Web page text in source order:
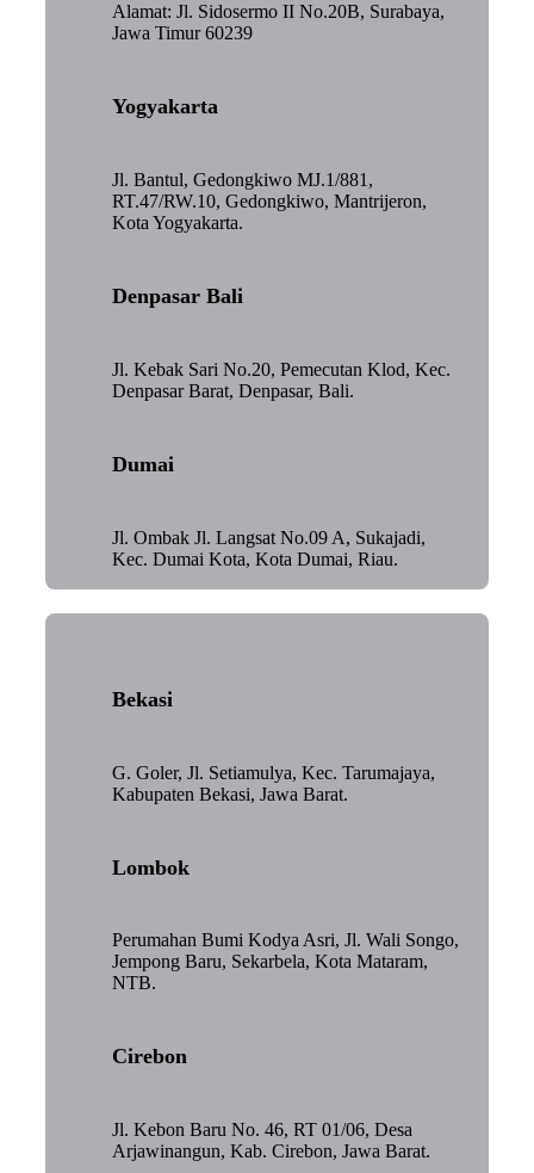
Alamat: Jl. Sidosermo II No.20B, Surabaya,
Jawa Timur 60239
Yogyakarta
Jl. Bantul, Gedongkiwo MJ.1/881,
RT.47/RW.10, Gedongkiwo, Mantrijeron,
Kota Yogyakarta.
Denpasar Bali
Jl. Kebak Sari No.20, Pemecutan Klod, Kec.
Denpasar Barat, Denpasar, Bali.
Dumai
Jl. Ombak Jl. Langsat No.09 A, Sukajadi,
Kec. Dumai Kota, Kota Dumai, Riau.
Bekasi
G. Goler, Jl. Setiamulya, Kec. Tarumajaya,
Kabupaten Bekasi, Jawa Barat.
Lombok
Perumahan Bumi Kodya Asri, Jl. Wali Songo,
Jempong Baru, Sekarbela, Kota Mataram,
NTB.
Cirebon
Jl. Kebon Baru No. 46, RT 01/06, Desa
Arjawinangun, Kab. Cirebon, Jawa Barat.